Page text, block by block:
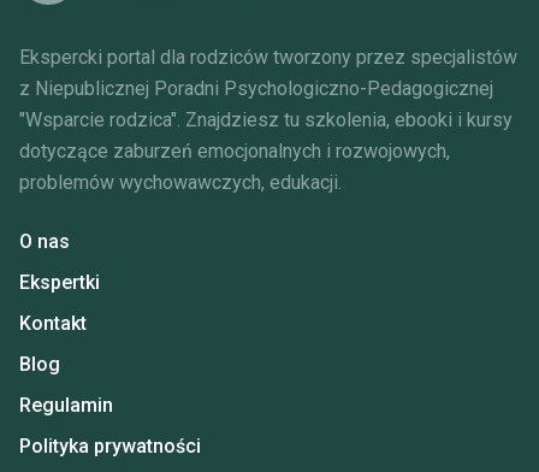
Ekspercki portal dla rodziców tworzony przez specjalistów
z Niepublicznej Poradni Psychologiczno-Pedagogicznej
"Wsparcie rodzica". Znajdziesz tu szkolenia, ebooki i kursy
dotyczące zaburzeń emocjonalnych i rozwojowych,
problemów wychowawczych, edukacji.
O nas
Ekspertki
Kontakt
Blog
Regulamin
Polityka prywatności